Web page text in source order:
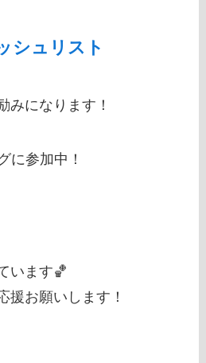
シュリスト
みになります！
に参加中！
います🏀
援お願いします！